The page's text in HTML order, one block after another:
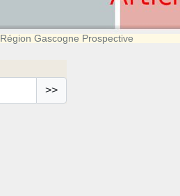
Région Gascogne Prospective
>>